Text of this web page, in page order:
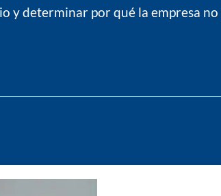
y determinar por qué la empresa